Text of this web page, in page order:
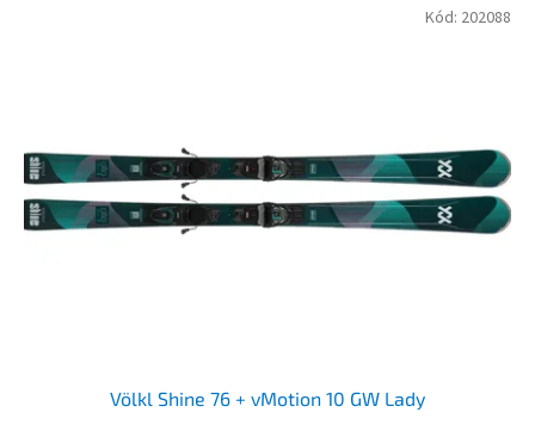
Völkl Shine 76 + vMotion 10 GW Lady
Kód: 202088